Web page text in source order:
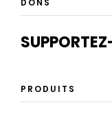
DONS
PRODUITS